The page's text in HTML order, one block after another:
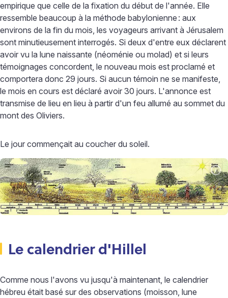
empirique que celle de la fixation du début de l'année. Elle
ressemble beaucoup à la méthode babylonienne : aux
environs de la fin du mois, les voyageurs arrivant à Jérusalem
sont minutieusement interrogés. Si deux d'entre eux déclarent
avoir vu la lune naissante (néoménie ou molad) et si leurs
témoignages concordent, le nouveau mois est proclamé et
comportera donc 29 jours. Si aucun témoin ne se manifeste,
le mois en cours est déclaré avoir 30 jours. L'annonce est
transmise de lieu en lieu à partir d'un feu allumé au sommet du
mont des Oliviers.
Le jour commençait au coucher du soleil.
Le calendrier d'Hillel
Comme nous l'avons vu jusqu'à maintenant, le calendrier
hébreu était basé sur des observations (moisson, lune